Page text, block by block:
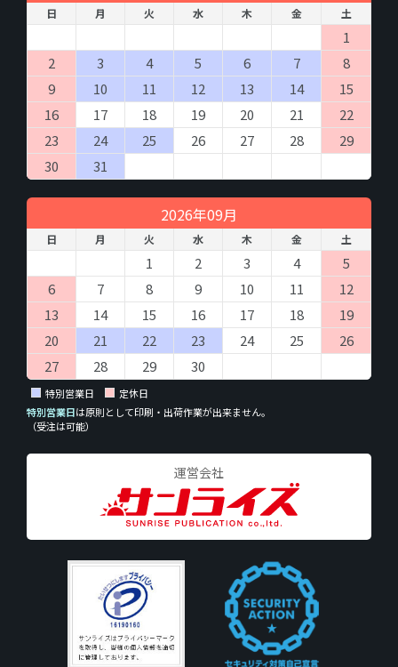
日 月 火 水 木 金 土
1
2
3 4 5 6 7
8
9
10 11 12 13 14
15
16
17 18 19 20 21
22
23
24 25 26 27 28
29
30
31
2026年09月
日 月 火 水 木 金 土
1 2 3 4
5
6
7 8 9 10 11
12
13
14 15 16 17 18
19
20
21 22 23 24 25
26
27
28 29 30
特別営業日
定休日
特別営業日は原則として印刷・出荷作業が出来ません。
（受注は可能）
運営会社